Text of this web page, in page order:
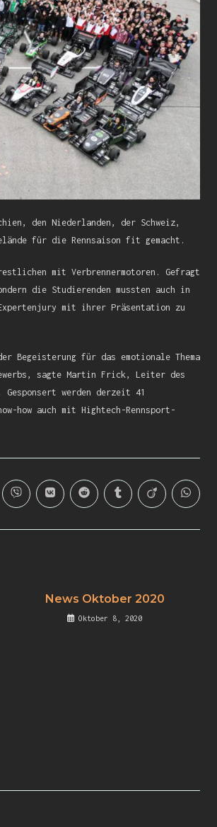
den Niederlanden, der Schweiz,
für die Rennsaison fit gemacht.
mit Verbrennermotoren. Gefragt
die Studierenden mussten auch in
mit ihrer Präsentation zu
für das emotionale Thema
sagte Martin Frick, Leiter des
werden derzeit 41
how auch mit Hightech-Rennsport-
News Oktober 2020
Oktober 8, 2020